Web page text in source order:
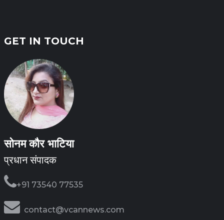
GET IN TOUCH
सोनम कौर भाटिया
प्रधान संपादक
+91 73540 77535
contact@vcannews.com